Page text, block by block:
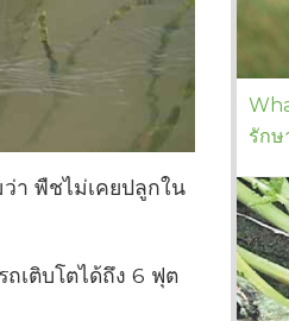
า พืชไม่เคยปลูกใน
เติบโตได้ถึง 6 ฟุต
รักษ